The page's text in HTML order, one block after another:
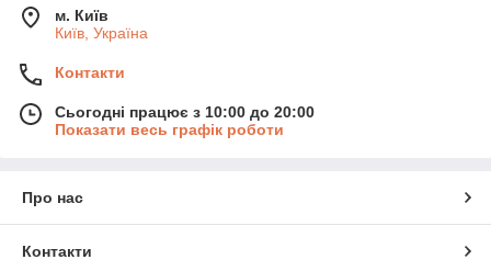
м. Київ
Київ, Україна
Контакти
Сьогодні працює з 10:00 до 20:00
Показати весь графік роботи
Про нас
Контакти